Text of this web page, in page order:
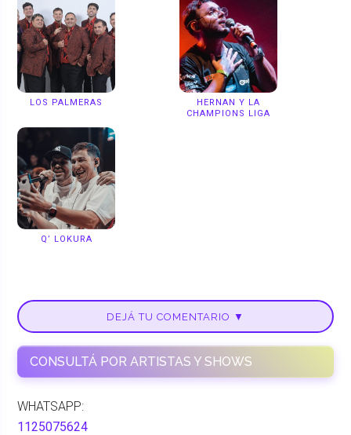
LOS PALMERAS
HERNAN Y LA
CHAMPIONS LIGA
Q’ LOKURA
DEJÁ TU COMENTARIO ▼
CONSULTÁ POR ARTISTAS Y SHOWS
WHATSAPP:
1125075624